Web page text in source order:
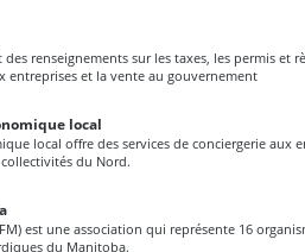
renseignements sur les taxes, les permis et
et la vente au gouvernement
local
local offre des services de conciergerie aux
du Nord.
est une association qui représente 16
du Manitoba.